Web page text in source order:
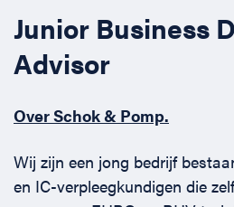
Kinderopvang
Retail
BHV
BHV voor (para-) medici
EHBO voor kantoren
Reanimatie en AED voor
Over ons
Junior Business
Advisor
Over Schok & Pomp.
Wij zijn een jong bedrijf
en IC-verpleegkundigen die